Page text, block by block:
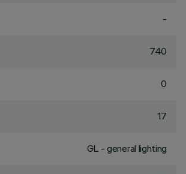
-
740
0
17
GL - general lighting